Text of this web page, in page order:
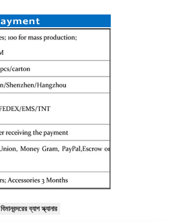
বিমানবন্দরের ব্যাগ স্ক্যানার